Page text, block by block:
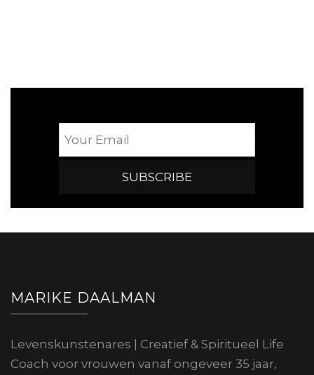
MARIKE DAALMAN
Levenskunstenares | Creatief & Spiritueel Life
Coach voor vrouwen vanaf ongeveer 35 jaar,